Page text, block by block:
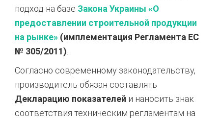
подход на базе Закона Украины «О
предоставлении строительной продукции
на рынке» (имплементация Регламента ЕС
№ 305/2011)
Согласно современному законодательству,
производитель обязан составлять
Декларацию показателей и наносить знак
соответствия техническим регламентам на